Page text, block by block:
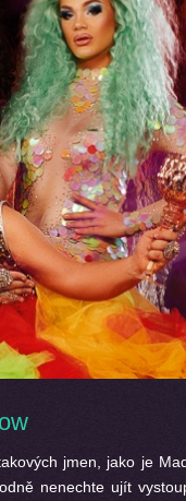
jmen, jako je
nenechte ujít